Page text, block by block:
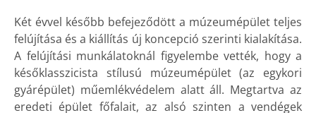
Két évvel később befejeződött a múzeumépület teljes
felújítása és a kiállítás új koncepció szerinti kialakítása.
A felújítási munkálatoknál figyelembe vették, hogy a
későklasszicista stílusú múzeumépület (az egykori
gyárépület) műemlékvédelem alatt áll. Megtartva az
eredeti épület főfalait, az alsó szinten a vendégek